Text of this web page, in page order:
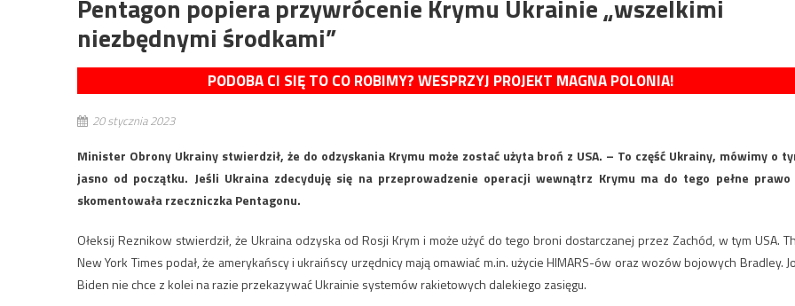
Pentagon popiera przywrócenie Krymu Ukrainie „wszelkimi
niezbędnymi środkami”
PODOBA CI SIĘ TO CO ROBIMY? WESPRZYJ PROJEKT MAGNA POLONIA!
20 stycznia 2023
Minister Obrony Ukrainy stwierdził, że do odzyskania Krymu może zostać użyta broń z USA. – To część Ukrainy, mówimy o
jasno od początku. Jeśli Ukraina zdecyduję się na przeprowadzenie operacji wewnątrz Krymu ma do tego pełne prawo
skomentowała rzeczniczka Pentagonu.
Ołeksij Reznikow stwierdził, że Ukraina odzyska od Rosji Krym i może użyć do tego broni dostarczanej przez Zachód, w tym USA.
New York Times podał, że amerykańscy i ukraińscy urzędnicy mają omawiać m.in. użycie HIMARS-ów oraz wozów bojowych Bradley.
Biden nie chce z kolei na razie przekazywać Ukrainie systemów rakietowych dalekiego zasięgu.